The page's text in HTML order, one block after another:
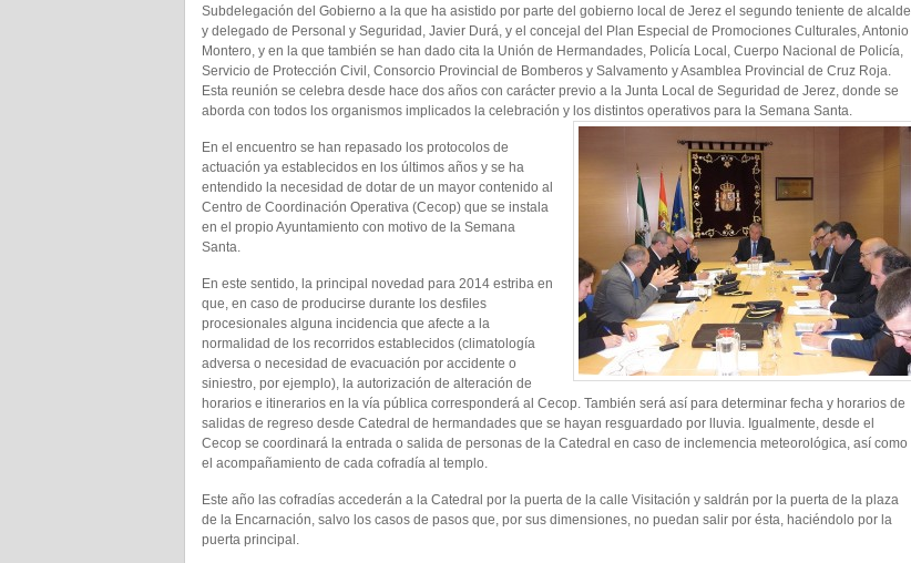
Subdelegación del Gobierno a la que ha asistido por parte del gobierno local de Jerez el segundo teniente de alcalde
y delegado de Personal y Seguridad, Javier Durá, y el concejal del Plan Especial de Promociones Culturales, Antonio
Montero, y en la que también se han dado cita la Unión de Hermandades, Policía Local, Cuerpo Nacional de Policía,
Servicio de Protección Civil, Consorcio Provincial de Bomberos y Salvamento y Asamblea Provincial de Cruz Roja.
Esta reunión se celebra desde hace dos años con carácter previo a la Junta Local de Seguridad de Jerez, donde se
aborda con todos los organismos implicados la celebración y los distintos operativos para la Semana Santa.
En el encuentro se han repasado los protocolos de
actuación ya establecidos en los últimos años y se ha
entendido la necesidad de dotar de un mayor contenido al
Centro de Coordinación Operativa (Cecop) que se instala
en el propio Ayuntamiento con motivo de la Semana
Santa.
En este sentido, la principal novedad para 2014 estriba en
que, en caso de producirse durante los desfiles
procesionales alguna incidencia que afecte a la
normalidad de los recorridos establecidos (climatología
adversa o necesidad de evacuación por accidente o
siniestro, por ejemplo), la autorización de alteración de
horarios e itinerarios en la vía pública corresponderá al Cecop. También será así para determinar fecha y horarios de
salidas de regreso desde Catedral de hermandades que se hayan resguardado por lluvia. Igualmente, desde el
Cecop se coordinará la entrada o salida de personas de la Catedral en caso de inclemencia meteorológica, así como
el acompañamiento de cada cofradía al templo.
Este año las cofradías accederán a la Catedral por la puerta de la calle Visitación y saldrán por la puerta de la plaza
de la Encarnación, salvo los casos de pasos que, por sus dimensiones, no puedan salir por ésta, haciéndolo por la
puerta principal.